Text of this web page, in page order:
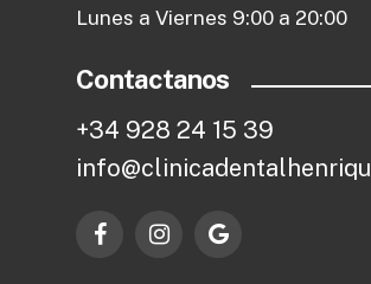
Lunes a Viernes 9:00 a 20:00
Contactanos
+34 928 24 15 39
info@clinicadentalhenriqu